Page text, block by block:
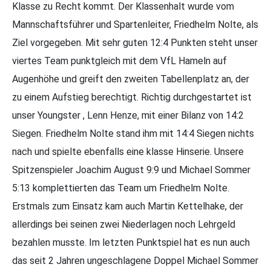
Klasse zu Recht kommt. Der Klassenhalt wurde vom
Mannschaftsführer und Spartenleiter, Friedhelm Nolte, als
Ziel vorgegeben. Mit sehr guten 12:4 Punkten steht unser
viertes Team punktgleich mit dem VfL Hameln auf
Augenhöhe und greift den zweiten Tabellenplatz an, der
zu einem Aufstieg berechtigt. Richtig durchgestartet ist
unser Youngster , Lenn Henze, mit einer Bilanz von 14:2
Siegen. Friedhelm Nolte stand ihm mit 14:4 Siegen nichts
nach und spielte ebenfalls eine klasse Hinserie. Unsere
Spitzenspieler Joachim August 9:9 und Michael Sommer
5:13 komplettierten das Team um Friedhelm Nolte.
Erstmals zum Einsatz kam auch Martin Kettelhake, der
allerdings bei seinen zwei Niederlagen noch Lehrgeld
bezahlen musste. Im letzten Punktspiel hat es nun auch
das seit 2 Jahren ungeschlagene Doppel Michael Sommer